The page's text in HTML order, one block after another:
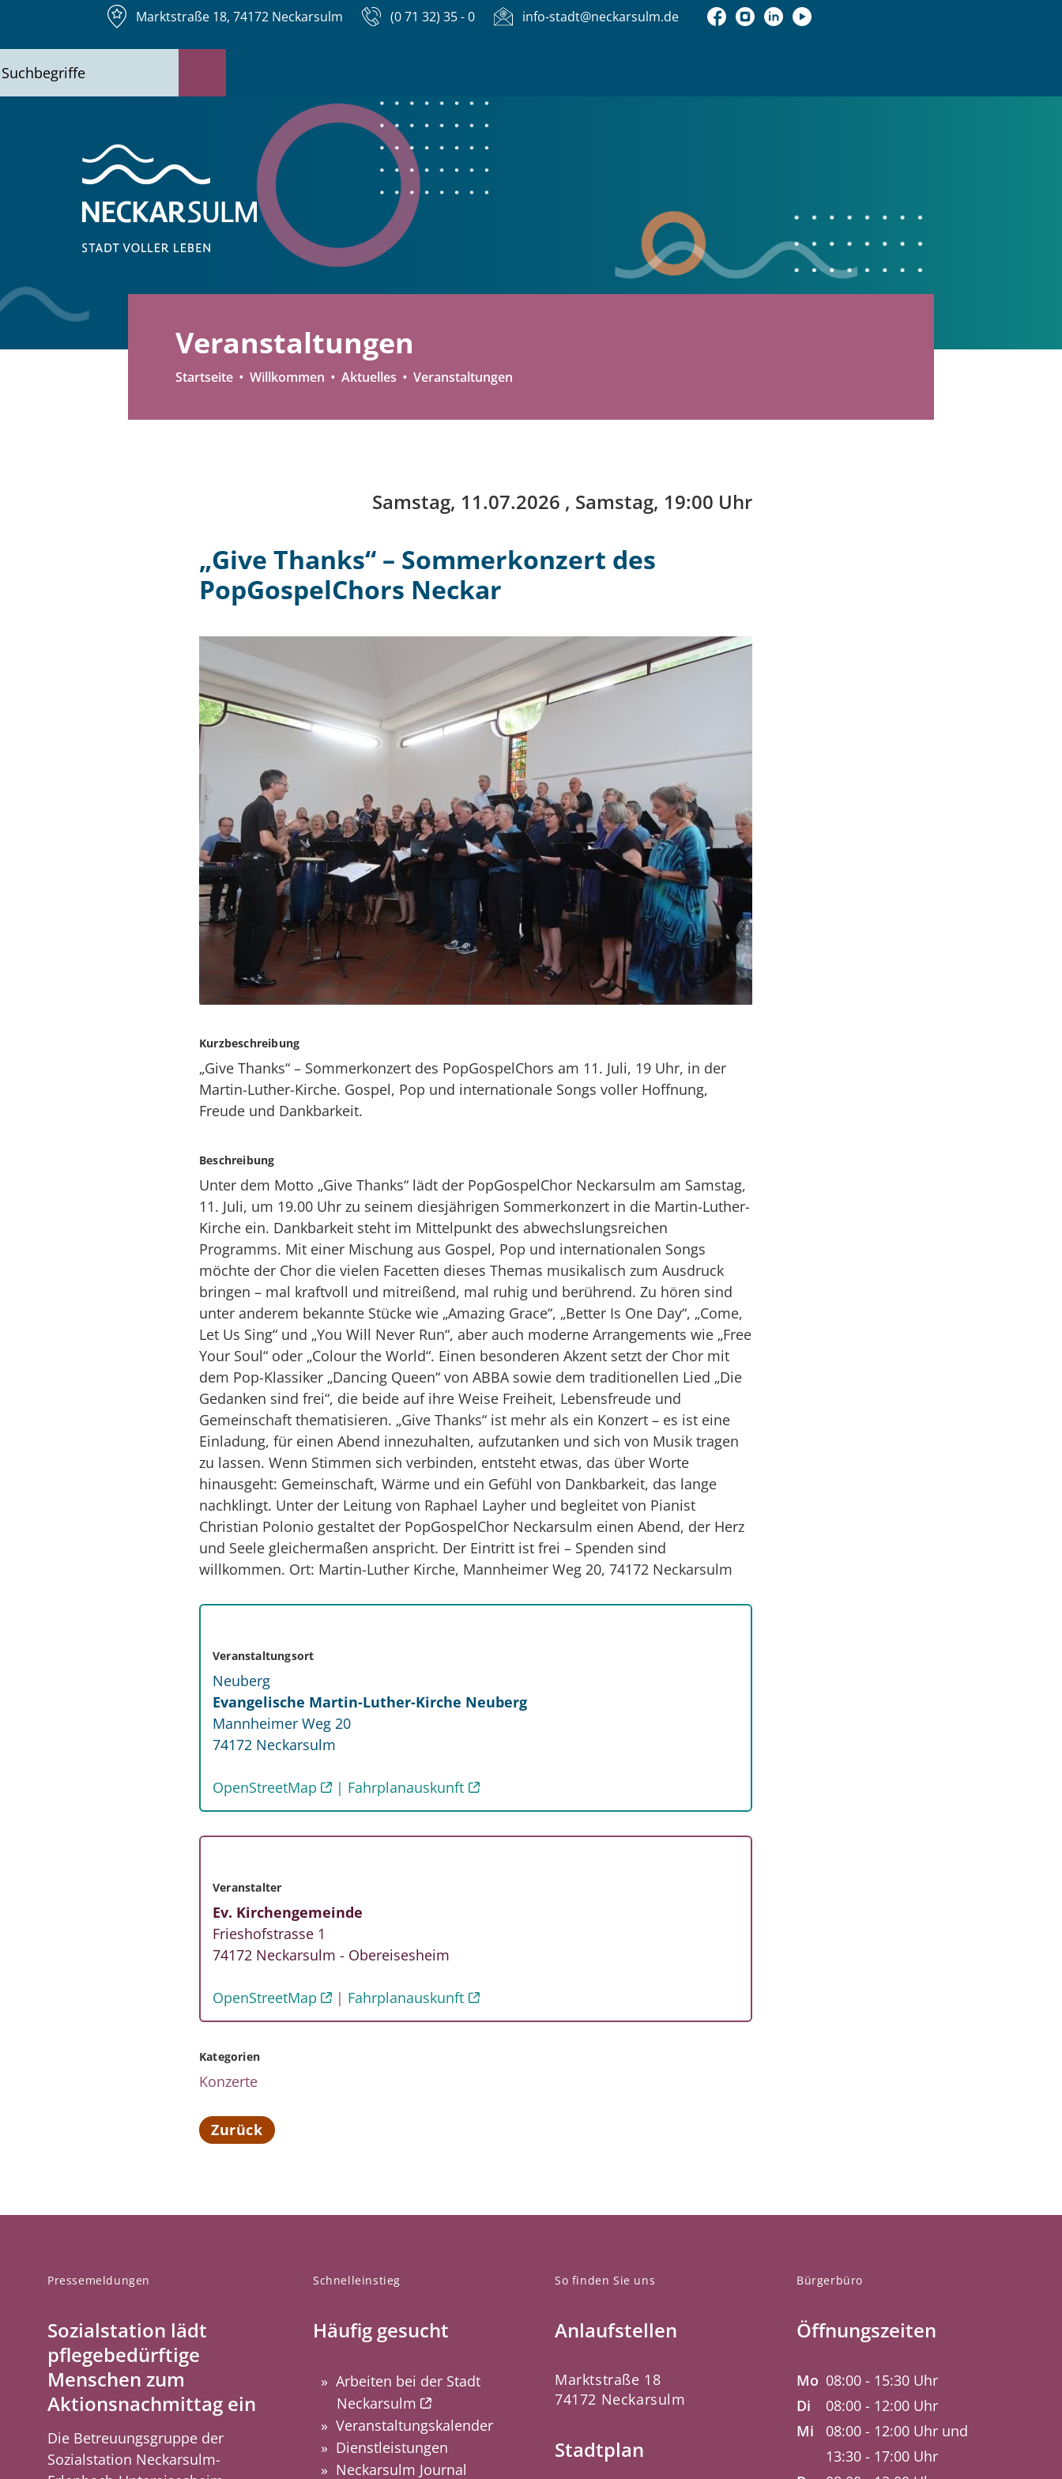
Marktstraße 18, 74172 Neckarsulm (0 71 32) 35 - 0 info-stadt@neckarsulm.de
Veranstaltungen
Startseite Willkommen Aktuelles Veranstaltungen
Samstag, 11.07.2026 , Samstag, 19:00 Uhr
„Give Thanks“ – Sommerkonzert des
PopGospelChors Neckar
Kurzbeschreibung
„Give Thanks“ – Sommerkonzert des PopGospelChors am 11. Juli, 19 Uhr, in der
Martin-Luther-Kirche. Gospel, Pop und internationale Songs voller Hoffnung,
Freude und Dankbarkeit.
Beschreibung
Unter dem Motto „Give Thanks“ lädt der PopGospelChor Neckarsulm am Samstag,
11. Juli, um 19.00 Uhr zu seinem diesjährigen Sommerkonzert in die Martin-Luther-
Kirche ein. Dankbarkeit steht im Mittelpunkt des abwechslungsreichen
Programms. Mit einer Mischung aus Gospel, Pop und internationalen Songs
möchte der Chor die vielen Facetten dieses Themas musikalisch zum Ausdruck
bringen – mal kraftvoll und mitreißend, mal ruhig und berührend. Zu hören sind
unter anderem bekannte Stücke wie „Amazing Grace“, „Better Is One Day“, „Come,
Let Us Sing“ und „You Will Never Run“, aber auch moderne Arrangements wie „Free
Your Soul“ oder „Colour the World“. Einen besonderen Akzent setzt der Chor mit
dem Pop-Klassiker „Dancing Queen“ von ABBA sowie dem traditionellen Lied „Die
Gedanken sind frei“, die beide auf ihre Weise Freiheit, Lebensfreude und
Gemeinschaft thematisieren. „Give Thanks“ ist mehr als ein Konzert – es ist eine
Einladung, für einen Abend innezuhalten, aufzutanken und sich von Musik tragen
zu lassen. Wenn Stimmen sich verbinden, entsteht etwas, das über Worte
hinausgeht: Gemeinschaft, Wärme und ein Gefühl von Dankbarkeit, das lange
nachklingt. Unter der Leitung von Raphael Layher und begleitet von Pianist
Christian Polonio gestaltet der PopGospelChor Neckarsulm einen Abend, der Herz
und Seele gleichermaßen anspricht. Der Eintritt ist frei – Spenden sind
willkommen. Ort: Martin-Luther Kirche, Mannheimer Weg 20, 74172 Neckarsulm
Veranstaltungsort
Neuberg
Evangelische Martin-Luther-Kirche Neuberg
Mannheimer Weg 20
74172 Neckarsulm
OpenStreetMap Fahrplanauskunft
Veranstalter
Ev. Kirchengemeinde
Frieshofstrasse 1
74172 Neckarsulm - Obereisesheim
OpenStreetMap Fahrplanauskunft
Kategorien
Konzerte
Zurück
Pressemeldungen
Sozialstation lädt
pflegebedürftige
Menschen zum
Aktionsnachmittag ein
Die Betreuungsgruppe der
Sozialstation Neckarsulm-
Schnelleinstieg
Häufig gesucht
Arbeiten bei der Stadt
Neckarsulm
Veranstaltungskalender
Dienstleistungen
Neckarsulm Journal
So finden Sie uns
Anlaufstellen
Marktstraße 18
74172 Neckarsulm
Stadtplan
Bürgerbüro
Öffnungszeiten
Mo 08:00 - 15:30 Uhr
Di
08:00 - 12:00 Uhr
Mi
08:00 - 12:00 Uhr und
13:30 - 17:00 Uhr